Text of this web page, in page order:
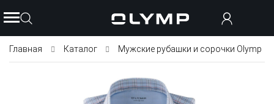
Главная Каталог Мужские рубашки и сорочки Olymp